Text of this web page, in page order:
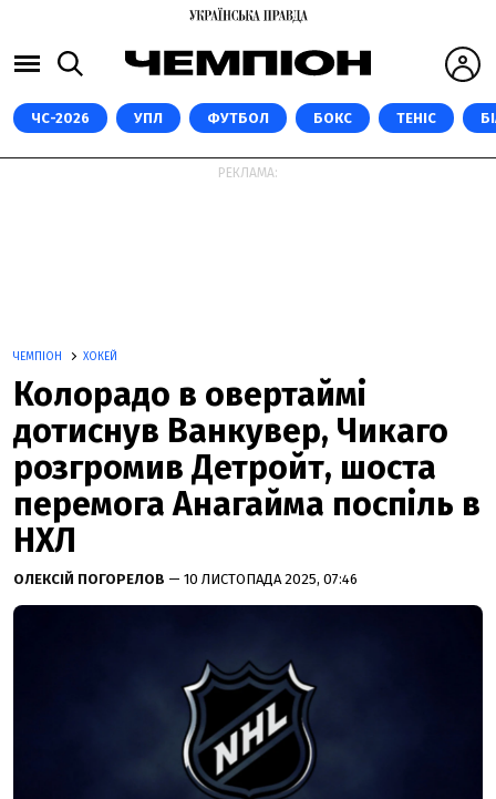
ЧС-2026 УПЛ ФУТБОЛ БОКС ТЕНІС
РЕКЛАМА:
ЧЕМПІОН ХОКЕЙ
Колорадо в овертаймі
дотиснув Ванкувер, Чикаго
розгромив Детройт, шоста
перемога Анагайма поспіль в
НХЛ
ОЛЕКСІЙ ПОГОРЕЛОВ — 10 ЛИСТОПАДА 2025, 07:46